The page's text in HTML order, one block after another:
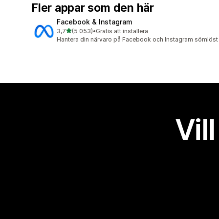
Fler appar som den här
Facebook & Instagram
3,7av 5 stjärnor
(5 053)
5053 recensioner totalt
•Gratis att installera
Hantera din närvaro på Facebook och Instagram sömlöst